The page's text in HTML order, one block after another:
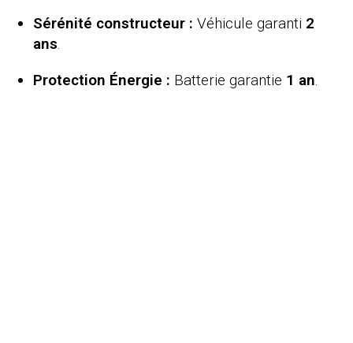
Sérénité constructeur : Véhicule garanti 2
ans.
Protection Énergie : Batterie garantie 1 an.